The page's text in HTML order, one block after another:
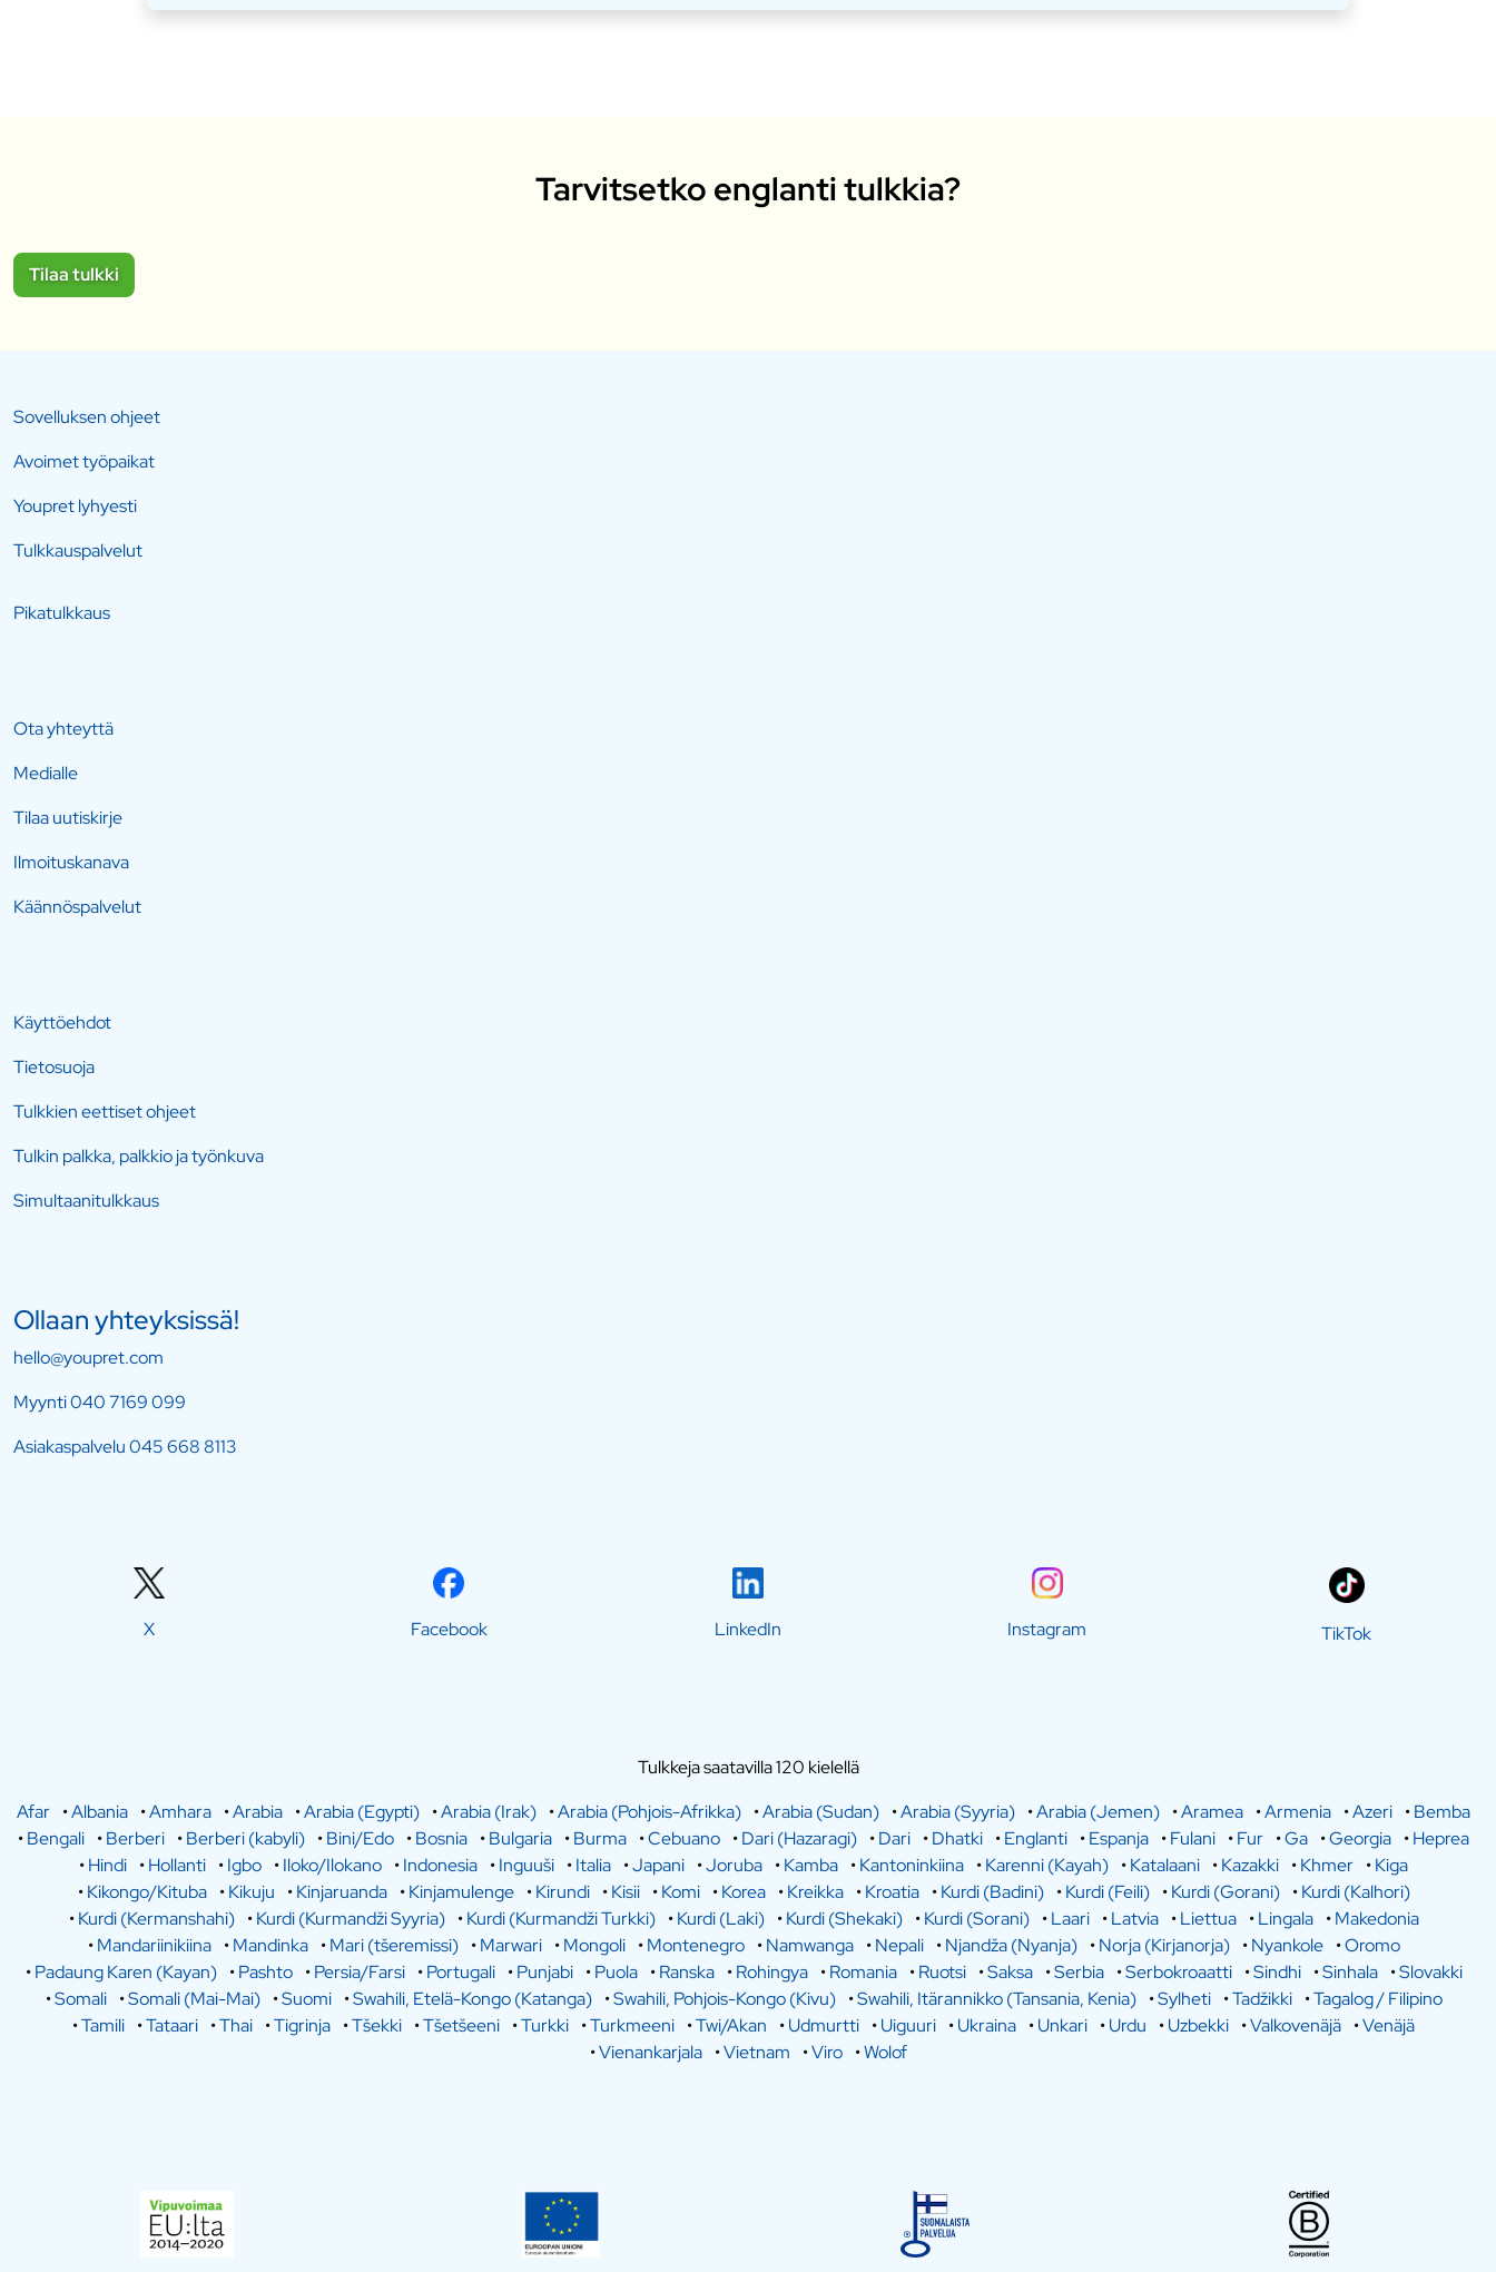
Tarvitsetko englanti tulkkia?
Tilaa tulkki
Sovelluksen ohjeet
Avoimet työpaikat
Youpret lyhyesti
Tulkkauspalvelut
Pikatulkkaus
Ota yhteyttä
Medialle
Tilaa uutiskirje
Ilmoituskanava
Käännöspalvelut
Käyttöehdot
Tietosuoja
Tulkkien eettiset ohjeet
Tulkin palkka, palkkio ja työnkuva
Simultaanitulkkaus
Ollaan yhteyksissä!
hello@youpret.com
Myynti040 7169 099
Asiakaspalvelu045 668 8113
X Facebook LinkedIn Instagram TikTok
Tulkkeja saatavilla 120 kielellä
Afar •Albania •Amhara •Arabia •Arabia (Egypti) •Arabia (Irak) •Arabia (Pohjois-Afrikka) •Arabia (Sudan) •Arabia (Syyria) •Arabia (Jemen) •Aramea •Armenia •Azeri •Bemba
•Bengali •Berberi •Berberi (kabyli) •Bini/Edo •Bosnia •Bulgaria •Burma •Cebuano •Dari (Hazaragi) •Dari •Dhatki •Englanti •Espanja •Fulani •Fur •Ga •Georgia •Heprea
•Hindi •Hollanti •Igbo •Iloko/Ilokano •Indonesia •Inguuši •Italia •Japani •Joruba •Kamba •Kantoninkiina •Karenni (Kayah) •Katalaani •Kazakki •Khmer •Kiga
•Kikongo/Kituba •Kikuju •Kinjaruanda •Kinjamulenge •Kirundi •Kisii •Komi •Korea •Kreikka •Kroatia •Kurdi (Badini) •Kurdi (Feili) •Kurdi (Gorani) •Kurdi (Kalhori)
•Kurdi (Kermanshahi) •Kurdi (Kurmandži Syyria) •Kurdi (Kurmandži Turkki) •Kurdi (Laki) •Kurdi (Shekaki) •Kurdi (Sorani) •Laari •Latvia •Liettua •Lingala •Makedonia
•Mandariinikiina •Mandinka •Mari (tšeremissi) •Marwari •Mongoli •Montenegro •Namwanga •Nepali •Njandža (Nyanja) •Norja (Kirjanorja) •Nyankole •Oromo
•Padaung Karen (Kayan) •Pashto •Persia/Farsi •Portugali •Punjabi •Puola •Ranska •Rohingya •Romania •Ruotsi •Saksa •Serbia •Serbokroaatti •Sindhi •Sinhala •Slovakki
•Somali •Somali (Mai-Mai) •Suomi •Swahili, Etelä-Kongo (Katanga) •Swahili, Pohjois-Kongo (Kivu) •Swahili, Itärannikko (Tansania, Kenia) •Sylheti •Tadžikki •Tagalog / Filipino
•Tamili •Tataari •Thai •Tigrinja •Tšekki •Tšetšeeni •Turkki •Turkmeeni •Twi/Akan •Udmurtti •Uiguuri •Ukraina •Unkari •Urdu •Uzbekki •Valkovenäjä •Venäjä
•Vienankarjala •Vietnam •Viro •Wolof